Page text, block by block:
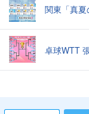
関東「真
卓球WTT